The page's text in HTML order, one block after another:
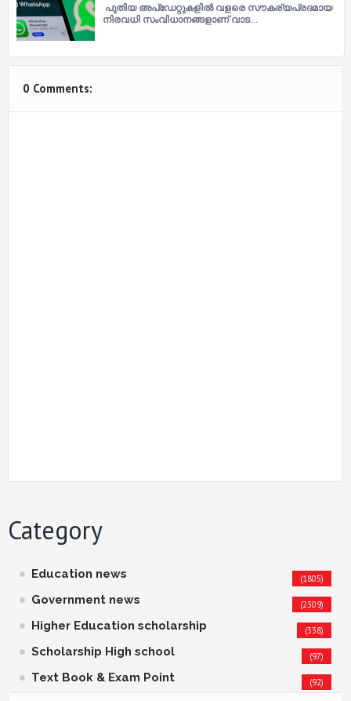
പുതിയ അപ്ഡേറ്റുകളിൽ വളരെ സൗകര്യപ്രദമായ
നിരവധി സംവിധാനങ്ങളാണ് വാട…
0 Comments:
Category
Education news (1805)
Government news (2309)
Higher Education scholarship (338)
Scholarship High school (97)
Text Book & Exam Point (92)